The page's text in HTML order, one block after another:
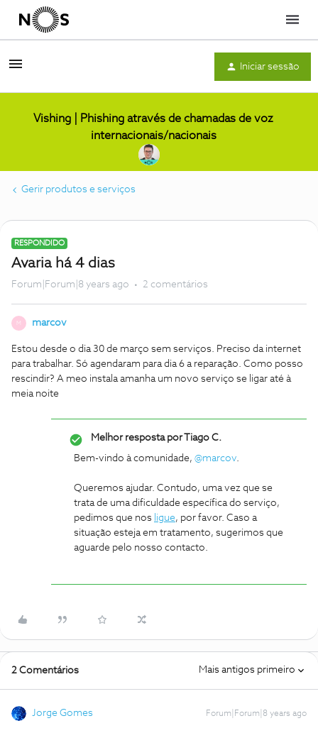
Menu
Iniciar sessão
Vishing | Phishing através de chamadas de voz
internacionais/nacionais
Gerir produtos e serviços
RESPONDIDO
Avaria há 4 dias
Forum|Forum|8 years ago 2 comentários
M marcov
Estou desde o dia 30 de março sem serviços. Preciso da internet
para trabalhar. Só agendaram para dia 6 a reparação. Como posso
rescindir? A meo instala amanha um novo serviço se ligar até à
meia noite
Melhor resposta porTiago C.
Bem-vindo à comunidade, @marcov.
Queremos ajudar. Contudo, uma vez que se
trata de uma dificuldade específica do serviço,
pedimos que nos ligue, por favor. Caso a
situação esteja em tratamento, sugerimos que
aguarde pelo nosso contacto.
2 Comentários Mais antigos primeiro
Jorge Gomes Forum|Forum|8 years ago